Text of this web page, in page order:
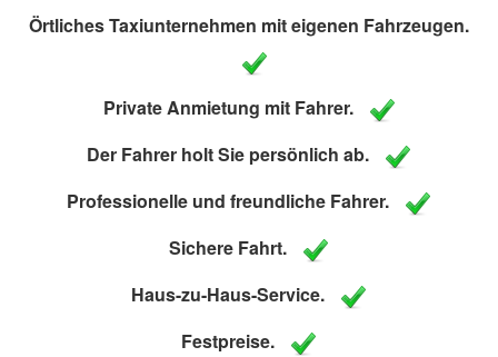
Örtliches Taxiunternehmen mit eigenen Fahrzeugen.
Private Anmietung mit Fahrer.
Der Fahrer holt Sie persönlich ab.
Professionelle und freundliche Fahrer.
Sichere Fahrt.
Haus-zu-Haus-Service.
Festpreise.